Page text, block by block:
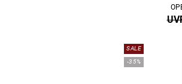
SALE
-35%